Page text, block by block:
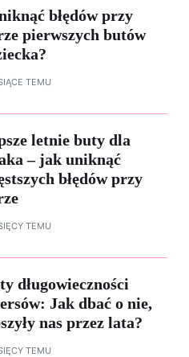
błędów przy
pierwszych butów
TEMU
letnie buty dla
– jak uniknąć
błędów przy
TEMU
długowieczności
Jak dbać o nie,
nas przez lata?
TEMU